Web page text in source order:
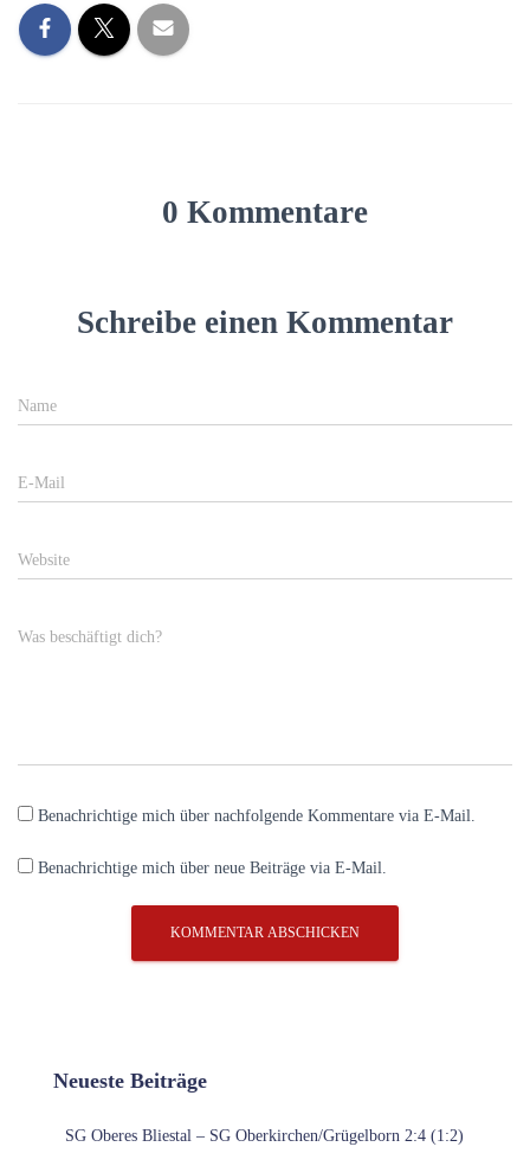
0 Kommentare
Schreibe einen Kommentar
Name
E-Mail
Website
Was beschäftigt dich?
Benachrichtige mich über nachfolgende Kommentare via E-Mail.
Benachrichtige mich über neue Beiträge via E-Mail.
Neueste Beiträge
SG Oberes Bliestal – SG Oberkirchen/Grügelborn 2:4 (1:2)